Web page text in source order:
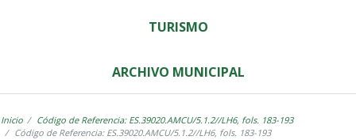
TURISMO
ARCHIVO MUNICIPAL
Inicio
Código de Referencia: ES.39020.AMCU/5.1.2//LH6, fols. 183-193
Código de Referencia: ES.39020.AMCU/5.1.2//LH6, fols. 183-193